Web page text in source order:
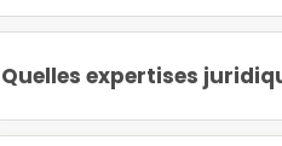
Quelles expertises